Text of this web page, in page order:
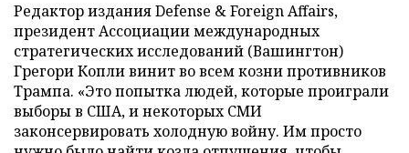
Редактор издания Defense & Foreign Affairs,
президент Ассоциации международных
стратегических исследований (Вашингтон)
Грегори Копли винит во всем козни противников
Трампа. «Это попытка людей, которые проиграли
выборы в США, и некоторых СМИ
законсервировать холодную войну. Им просто